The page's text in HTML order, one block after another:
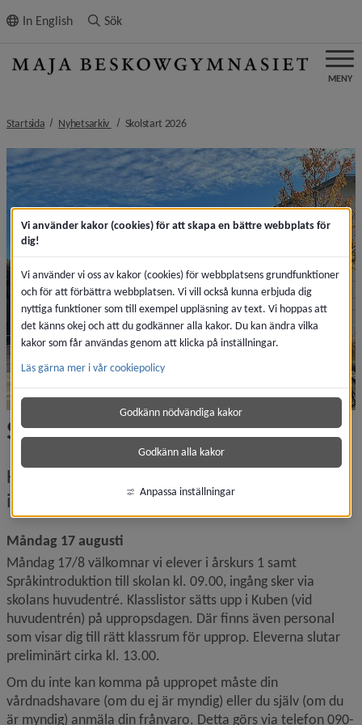
innehållet
In English Sök
MENY
Startsida Nyhetsarkiv nivå i brödsmulenavigeringen
Skolstart 2026nivå i brödsmulenavigeringen
Skolstart 2026
Här hittar du all information du behöver
inför skolstarten.
Måndag 17 augusti
Måndag 17/8 välkomnar vi elever i årskurs 1 samt
Språkintroduktion till skolan kl. 09.00, ingång sker via
skolans huvudentré. Klasslistor sätts upp i Kuben (vid
huvudentrén) på uppropsdagen. Där finns även personal
som visar dig till rätt klassrum för upprop. Eleverna slutar
preliminärt cirka kl. 13.00.
Om du inte kan komma på uppropet måste din
vårdnadshavare (om du ej är myndig) eller du själv (om du
är myndig) anmäla din frånvaro. Detta görs via telefon 090-
Vi använder kakor (cookies) för att skapa en bättre webbplats för
dig!
Vi använder vi oss av kakor (cookies) för webbplatsens grundfunktioner
och för att förbättra webbplatsen. Vi vill också kunna erbjuda dig
nyttiga funktioner som till exempel uppläsning av text. Vi hoppas att
det känns okej och att du godkänner alla kakor. Du kan ändra vilka
kakor som får användas genom att klicka på inställningar.
Läs gärna mer i vår cookiepolicy
Godkänn nödvändiga kakor
Godkänn alla kakor
Anpassa inställningar